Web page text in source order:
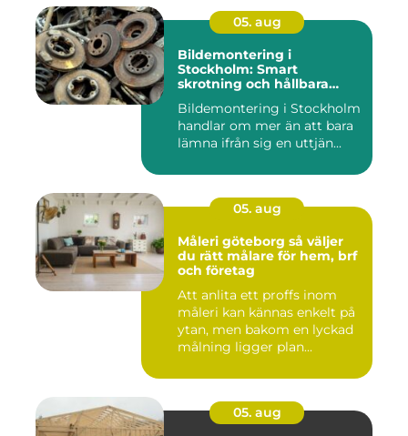
05. aug
Bildemontering i
Stockholm: Smart
skrotning och hållbara
Bildemontering i Stockholm
handlar om mer än att bara
lämna ifrån sig en uttjän...
05. aug
Måleri göteborg så väljer
du rätt målare för hem, brf
och företag
Att anlita ett proffs inom
måleri kan kännas enkelt på
ytan, men bakom en lyckad
målning ligger plan...
05. aug